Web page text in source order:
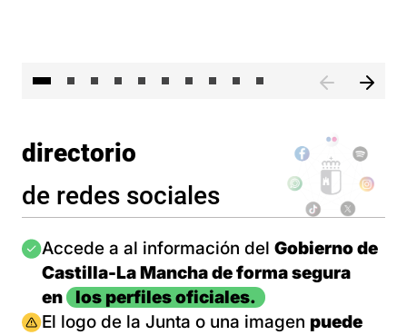
directorio
de redes sociales
Imagen
Accede a al información del Gobierno de
Castilla-La Mancha de forma segura
en
los perfiles oficiales.
Imagen
El logo de la Junta o una imagen puede